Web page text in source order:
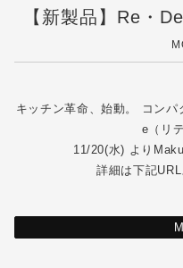
【新製品】Re・
キッチン革命、始動。 コン
e（リ
11/20(水) より
詳細は下記URL